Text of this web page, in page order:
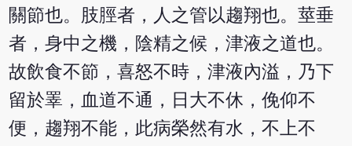
關節也。肢脛者，人之管以趨翔也。莖垂
者，身中之機，陰精之候，津液之道也。
故飲食不節，喜怒不時，津液內溢，乃下
留於睪，血道不通，日大不休，俛仰不
便，趨翔不能，此病榮然有水，不上不